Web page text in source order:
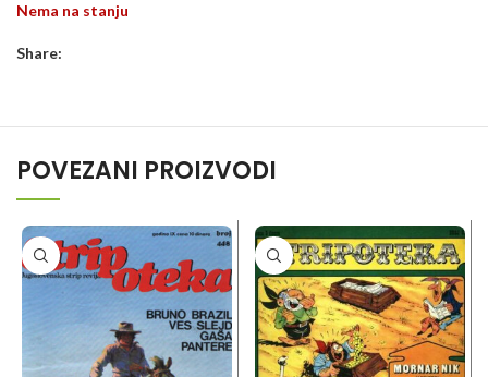
Nema na stanju
Share:
POVEZANI PROIZVODI